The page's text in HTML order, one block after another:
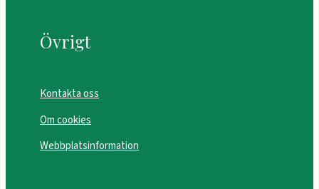
Övrigt
Kontakta oss
Om cookies
Webbplatsinformation